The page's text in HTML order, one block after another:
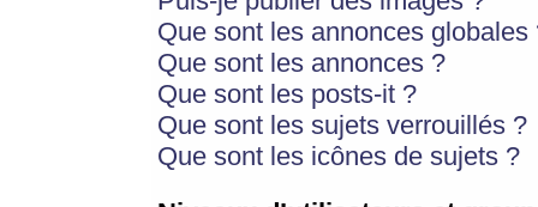
Que sont les annonces globales
Que sont les annonces ?
Que sont les posts-it ?
Que sont les sujets verrouillés ?
Que sont les icônes de sujets ?